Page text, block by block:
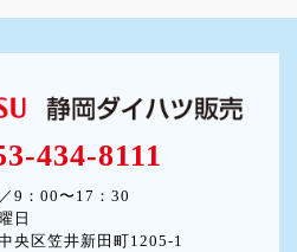
434-8111
9：00〜17：30
日
央区笠井新田町1205-1